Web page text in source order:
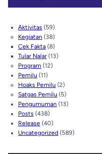
Aktivitas (59)
Kegiatan (38)
Cek Fakta (8)
Tular Nalar (13)
Program (12)
Pemilu (11)
Hoaks Pemilu (2)
Satgas Pemilu (5)
Pengumuman (13)
Posts (438)
Release (40)
Uncategorized (589)